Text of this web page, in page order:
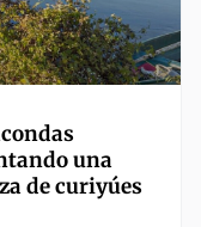
una
de curiyúes